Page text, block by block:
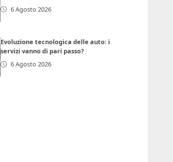
6 Agosto 2026
Evoluzione tecnologica delle auto: i
servizi vanno di pari passo?
6 Agosto 2026